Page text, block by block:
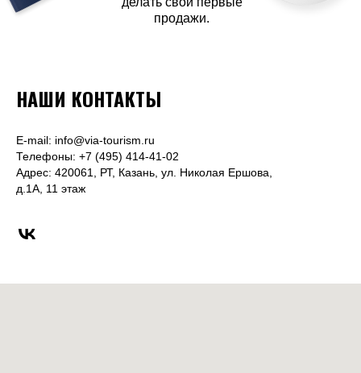
продажи.
НАШИ КОНТАКТЫ
E-mail: info@via-tourism.ru
Телефоны: +7 (495) 414-41-02
Адрес: 420061, РТ, Казань, ул. Николая Ершова,
д.1А, 11 этаж